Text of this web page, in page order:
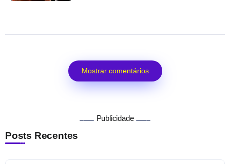
Mostrar comentários
Publicidade
Posts Recentes